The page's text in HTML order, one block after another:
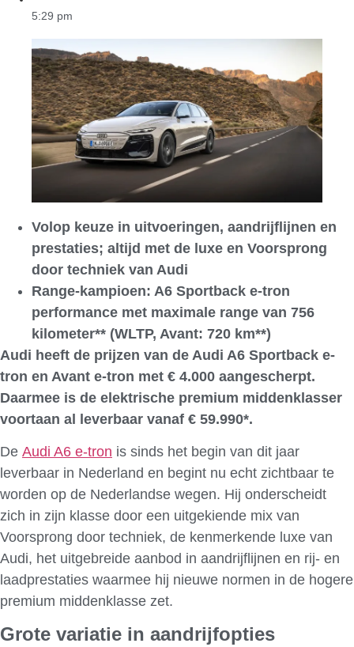
5:29 pm
Volop keuze in uitvoeringen, aandrijflijnen en
prestaties; altijd met de luxe en Voorsprong
door techniek van Audi
Range-kampioen: A6 Sportback e-tron
performance met maximale range van 756
kilometer** (WLTP, Avant: 720 km**)
Audi heeft de prijzen van de Audi A6 Sportback e-
tron en Avant e-tron met € 4.000 aangescherpt.
Daarmee is de elektrische premium middenklasser
voortaan al leverbaar vanaf € 59.990*.
De Audi A6 e-tron is sinds het begin van dit jaar
leverbaar in Nederland en begint nu echt zichtbaar te
worden op de Nederlandse wegen. Hij onderscheidt
zich in zijn klasse door een uitgekiende mix van
Voorsprong door techniek, de kenmerkende luxe van
Audi, het uitgebreide aanbod in aandrijflijnen en rij- en
laadprestaties waarmee hij nieuwe normen in de hogere
premium middenklasse zet.
Grote variatie in aandrijfopties